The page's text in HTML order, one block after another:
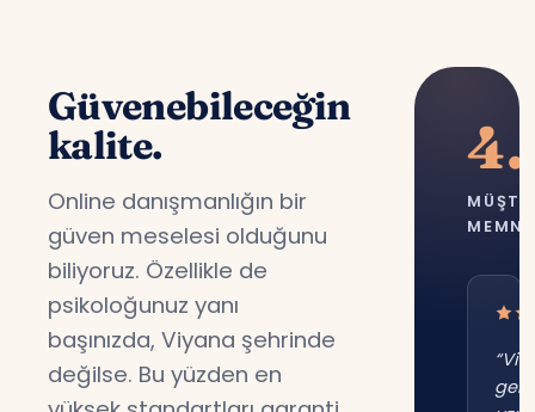
Güvenebileceğin
kalite.
Online danışmanlığın bir
güven meselesi olduğunu
biliyoruz. Özellikle de
psikoloğunuz yanı
başınızda, Viyana şehrinde
değilse. Bu yüzden en